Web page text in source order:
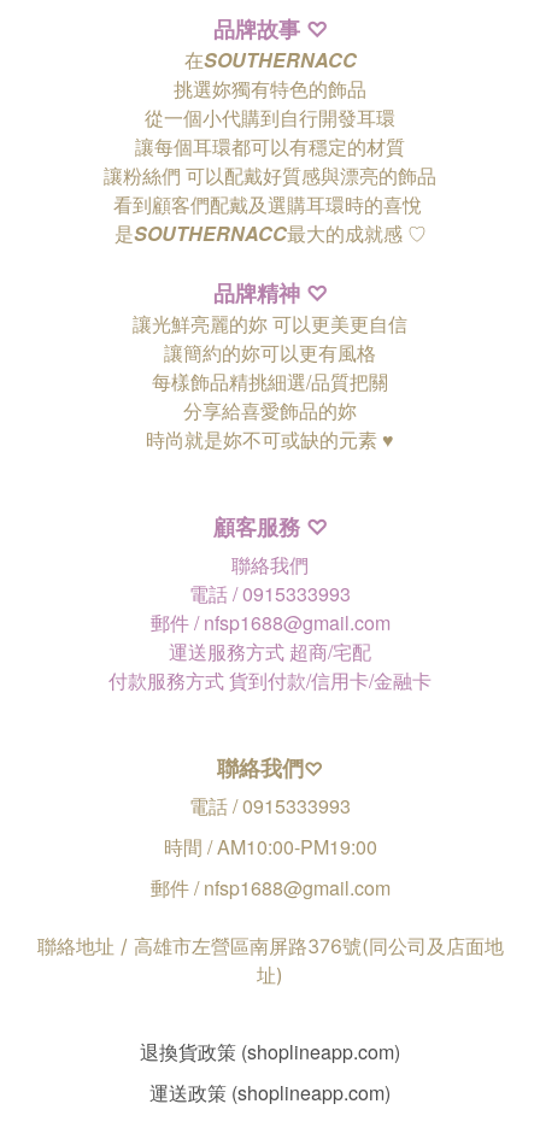
品牌故事 ♡
在SOUTHERNACC
挑選妳獨有特色的飾品
從一個小代購到自行開發耳環
讓每個耳環都可以有穩定的材質
讓粉絲們 可以配戴好質感與漂亮的飾品
看到顧客們配戴及選購耳環時的喜悅
是SOUTHERNACC最大的成就感 ♡
品牌精神 ♡
讓光鮮亮麗的妳 可以更美更自信
讓簡約的妳可以更有風格
每樣飾品精挑細選/品質把關
分享給喜愛飾品的妳
時尚就是妳不可或缺的元素 ♥
顧客服務 ♡
聯絡我們
電話 / 0915333993
郵件 / nfsp1688@gmail.com
運送服務方式 超商/宅配
付款服務方式 貨到付款/信用卡/金融卡
聯絡我們♡
電話 / 0915333993
時間 / AM10:00-PM19:00
郵件 / nfsp1688@gmail.com
聯絡地址 / 高雄市左營區南屏路376號(同公司及店面地
址)
退換貨政策 (shoplineapp.com)
運送政策 (shoplineapp.com)